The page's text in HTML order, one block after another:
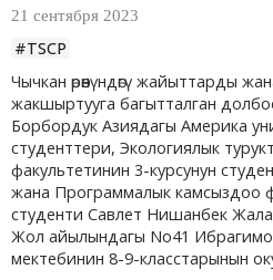
21 сентября 2023
#TSCP
Чычкан өрөөнүндөгү жайыттарды
жакшыртууга багытталган
Борбордук Азиядагы Америка
студенттери, Экологиялык
факультетинин 3-курсунун
жана Программалык камсыздоо
студенти Савлет Нишанбек
Жол айылындагы No41
мектебинин 8-9-класстарынын